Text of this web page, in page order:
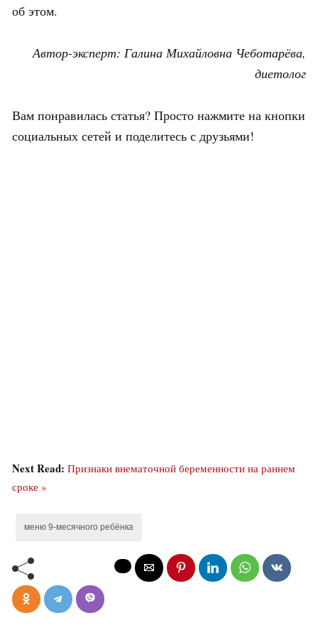
об этом.
Автор-эксперт: Галина Михайловна Чеботарёва,
диетолог
Вам понравилась статья? Просто нажмите на кнопки
социальных сетей и поделитесь с друзьями!
Next Read: Признаки внематочной беременности на раннем
сроке »
меню 9-месячного ребёнка